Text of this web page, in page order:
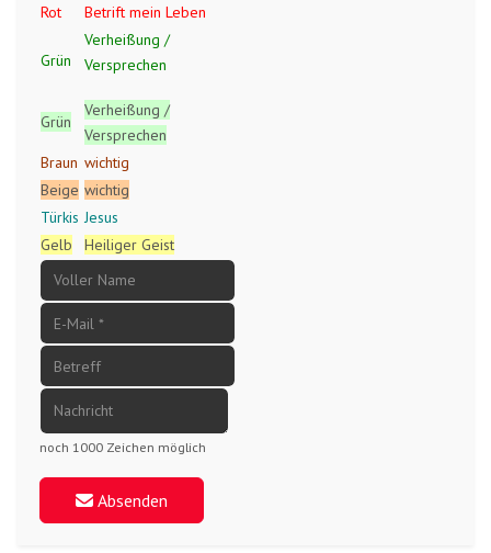
Rot
Betrift mein Leben
Grün
Verheißung /
Versprechen
Grün
Verheißung /
Versprechen
Braun wichtig
Beige wichtig
Türkis Jesus
Gelb
Heiliger Geist
noch 1000 Zeichen möglich
Absenden